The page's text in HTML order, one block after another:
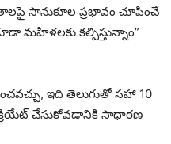
సానుకూల ప్రభావం చూపించే
మహిళలకు కల్పిస్తున్నాం”
ఇది తెలుగుతో సహా 10
క్రియేట్ చేసుకోవడానికి సాధారణ